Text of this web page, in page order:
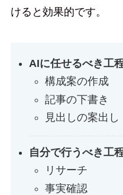
けると効果的です。
AIに任せるべき工
構成案の作成
記事の下書き
見出しの案出
自分で行うべき工
リサーチ
事実確認